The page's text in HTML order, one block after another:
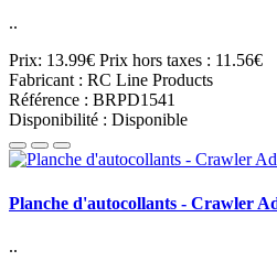
..
Prix: 13.99€ Prix hors taxes : 11.56€
Fabricant : RC Line Products
Référence : BRPD1541
Disponibilité : Disponible
Planche d'autocollants - Crawler
..